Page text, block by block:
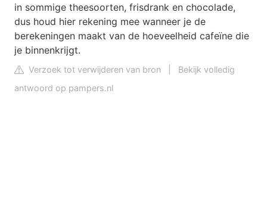
in sommige theesoorten, frisdrank en chocolade,
dus houd hier rekening mee wanneer je de
berekeningen maakt van de hoeveelheid cafeïne die
je binnenkrijgt.
Verzoek tot verwijderen van bron
Bekijk volledig
antwoord op pampers.nl